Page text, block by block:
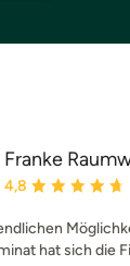
Franke
Durchschnittliche
4,8
hat sich die